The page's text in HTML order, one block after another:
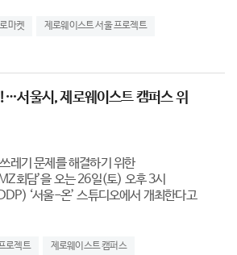
마켓 제로웨이스트 서울 프로젝트
서울시, 제로웨이스트 캠퍼스 위
레기 문제를 해결하기 위한
회담’을 오는 26일(토) 오후 3시
‘서울-온’ 스튜디오에서 개최한다고
로젝트 제로웨이스트 캠퍼스